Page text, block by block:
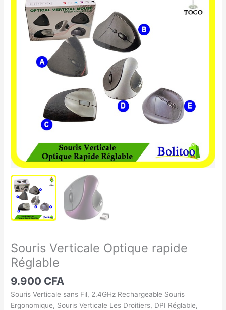
Souris Verticale Optique rapide
Réglable
9.900 CFA
Souris Verticale sans Fil, 2.4GHz Rechargeable Souris
Ergonomique, Souris Verticale Les Droitiers, DPI Réglable,
Optique
rapide
Réglable